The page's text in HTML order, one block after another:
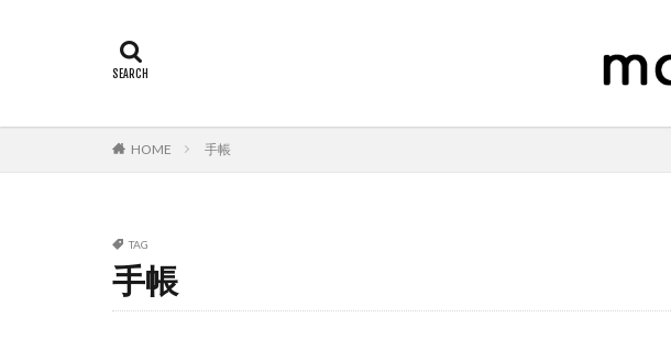
HOME 手帳
TAG
手帳